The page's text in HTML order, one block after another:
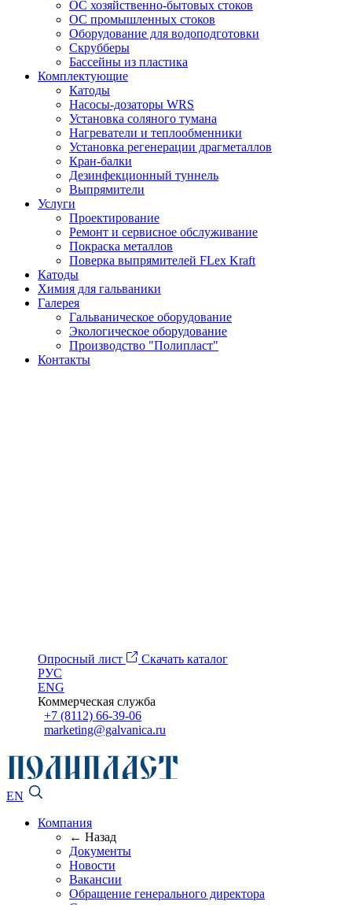
ОС хозяйственно-бытовых стоков
ОС промышленных стоков
Оборудование для водоподготовки
Скрубберы
Бассейны из пластика
Комплектующие
Катоды
Насосы-дозаторы WRS
Установка соляного тумана
Нагреватели и теплообменники
Установка регенерации драгметаллов
Кран-балки
Дезинфекционный туннель
Выпрямители
Услуги
Проектирование
Ремонт и сервисное обслуживание
Покраска металлов
Поверка выпрямителей FLex Kraft
Катоды
Химия для гальваники
Галерея
Гальваническое оборудование
Экологическое оборудование
Производство "Полипласт"
Контакты
Опросный лист
Скачать каталог
РУС
ENG
Коммерческая служба
+7 (8112) 66-39-06
marketing@galvanica.ru
EN
Компания
← Назад
Документы
Новости
Вакансии
Обращение генерального директора